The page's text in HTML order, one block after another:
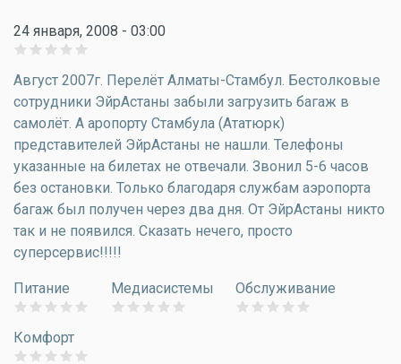
24 января, 2008 - 03:00
Август 2007г. Перелёт Алматы-Стамбул. Бестолковые
сотрудники ЭйрАстаны забыли загрузить багаж в
самолёт. А аропорту Стамбула (Ататюрк)
представителей ЭйрАстаны не нашли. Телефоны
указанные на билетах не отвечали. Звонил 5-6 часов
без остановки. Только благодаря службам аэропорта
багаж был получен через два дня. От ЭйрАстаны никто
так и не появился. Сказать нечего, просто
суперсервис!!!!!
Питание Медиасистемы Обслуживание
Комфорт